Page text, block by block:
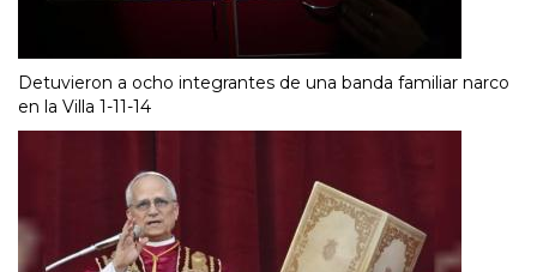
Detuvieron a ocho integrantes de una banda familiar narco
en la Villa 1-11-14